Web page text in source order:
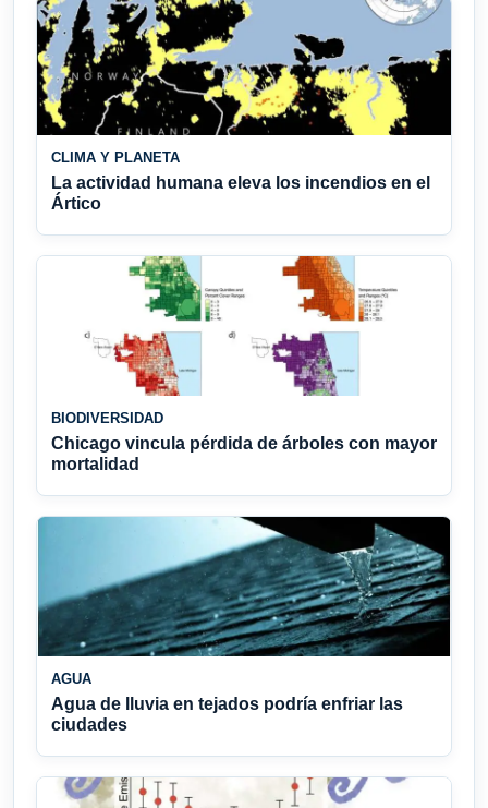
CLIMA Y PLANETA
La actividad humana eleva los incendios en el
Ártico
BIODIVERSIDAD
Chicago vincula pérdida de árboles con mayor
mortalidad
AGUA
Agua de lluvia en tejados podría enfriar las
ciudades